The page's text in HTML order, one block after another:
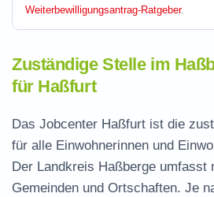
Weiterbewilligungsantrag-Ratgeber.
Zuständige Stelle im
für Haßfurt
Das Jobcenter Haßfurt ist die
für alle Einwohnerinnen und
Der Landkreis Haßberge umfasst
Gemeinden und Ortschaften. Je